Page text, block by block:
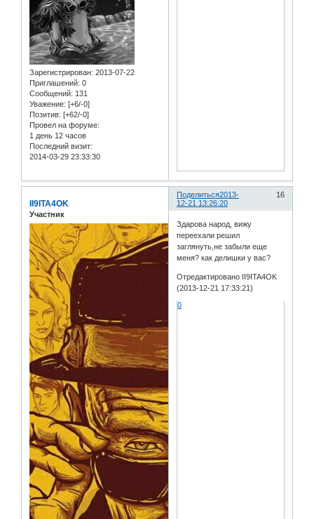
Зарегистрирован: 2013-07-22
Приглашений: 0
Сообщений: 131
Уважение: [+6/-0]
Позитив: [+62/-0]
Провел на форуме:
1 день 12 часов
Последний визит:
2014-03-29 23:33:30
Поделиться 16
2013-
12-21 13:26:20
II9ITA4OK
Участник
Здарова народ, вижу
переехали решил
заглянуть,не забыли еще
меня? как делишки у вас?
Отредактировано II9ITA4OK
(2013-12-21 17:33:21)
0